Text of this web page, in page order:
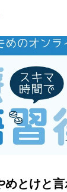
めとけと